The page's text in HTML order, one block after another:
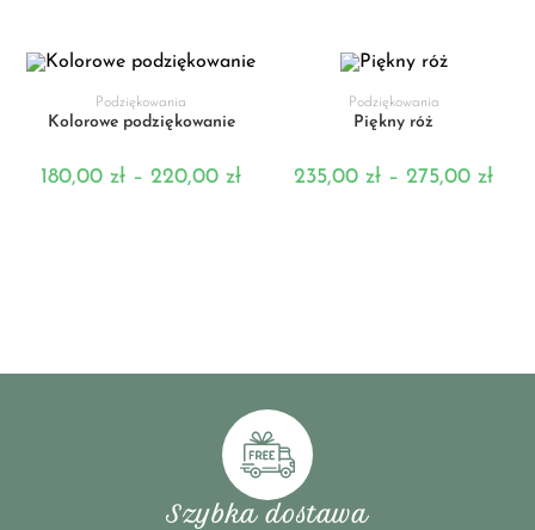
WYBIERZ OPCJE
Podziękowania
Kolorowe podziękowanie
180,00zł – 220,00zł
WYBIERZ OPCJE
Podziękowania
Piękny róż
235,00zł – 275,00zł
Szybka dostawa